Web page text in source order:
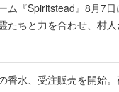
ム『Spiritstead』8月7
たちと力を合わせ、村
香水、受注販売を開始